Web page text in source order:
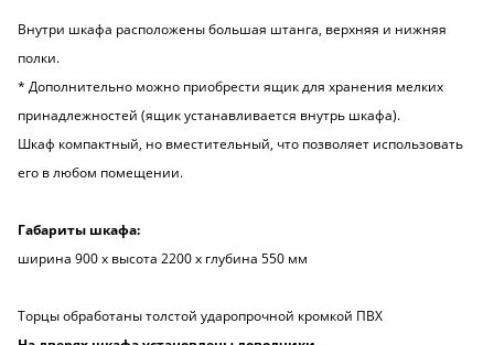
Внутри шкафа расположены большая штанга, верхняя и нижняя
полки.
* Дополнительно можно приобрести ящик для хранения мелких
принадлежностей (ящик устанавливается внутрь шкафа).
Шкаф компактный, но вместительный, что позволяет использовать
его в любом помещении.
Габариты шкафа:
ширина 900 х высота 2200 х глубина 550 мм
Торцы обработаны толстой ударопрочной кромкой ПВХ